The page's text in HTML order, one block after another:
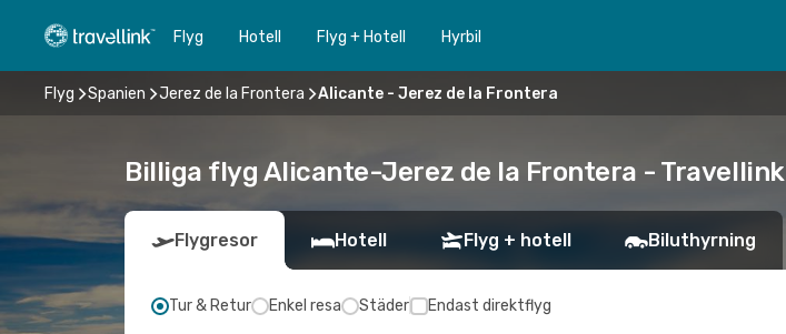
Flyg Hotell Flyg + Hotell Hyrbil
Flyg Spanien Jerez de la Frontera Alicante - Jerez de la Frontera
Billiga flyg Alicante-Jerez de la Frontera - Travellink
Flygresor Hotell Flyg + hotell Biluthyrning
Tur & Retur Enkel resa Städer Endast direktflyg